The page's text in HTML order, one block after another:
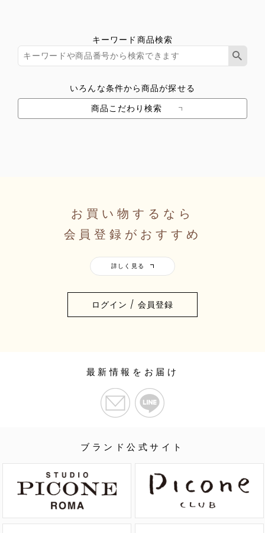
キーワード商品検索
いろんな条件から商品が探せる
商品こだわり検索
お買い物するなら
会員登録がおすすめ
ログイン / 会員登録
ブランド公式サイト
最新情報をお届け